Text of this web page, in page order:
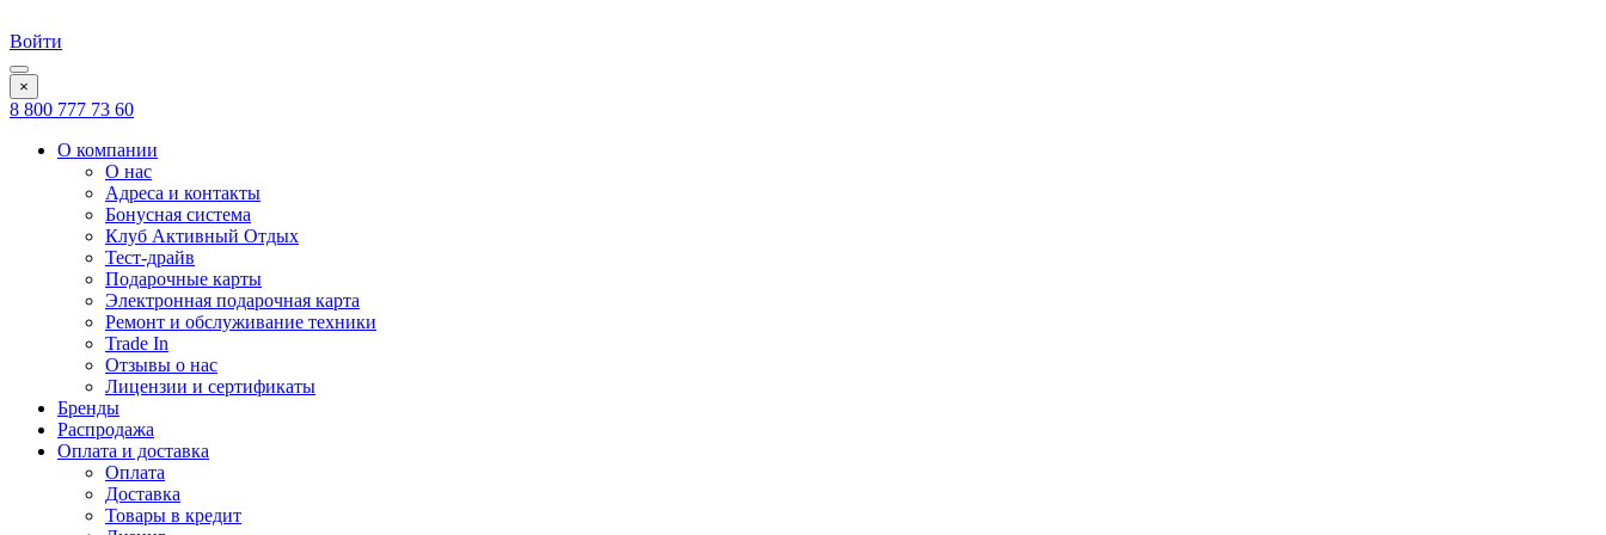
Войти
×
8 800 777 73 60
О компании
О нас
Адреса и контакты
Бонусная система
Клуб Активный Отдых
Тест-драйв
Подарочные карты
Электронная подарочная карта
Ремонт и обслуживание техники
Trade In
Отзывы о нас
Лицензии и сертификаты
Бренды
Распродажа
Оплата и доставка
Оплата
Доставка
Товары в кредит